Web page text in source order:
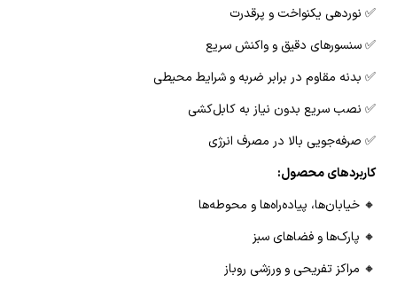
✅ نوردهی یکنواخت و پرقدرت
✅ سنسورهای دقیق و واکنش سریع
✅ بدنه مقاوم در برابر ضربه و شرایط محیطی
✅ نصب سریع بدون نیاز به کابل‌کشی
✅ صرفه‌جویی بالا در مصرف انرژی
کاربردهای محصول:
🔸 خیابان‌ها، پیاده‌راه‌ها و محوطه‌ها
🔸 پارک‌ها و فضاهای سبز
🔸 مراکز تفریحی و ورزشی روباز